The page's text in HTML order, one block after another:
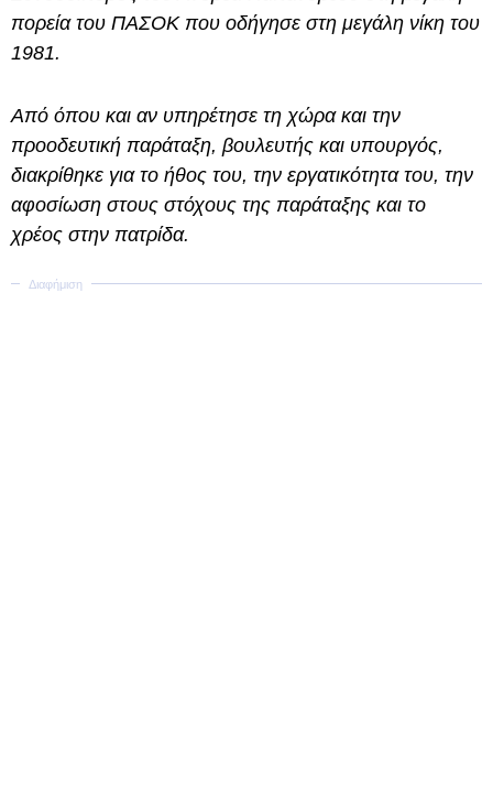
πορεία του ΠΑΣΟΚ που οδήγησε στη μεγάλη νίκη του
1981.
Από όπου και αν υπηρέτησε τη χώρα και την
προοδευτική παράταξη, βουλευτής και υπουργός,
διακρίθηκε για το ήθος του, την εργατικότητα του, την
αφοσίωση στους στόχους της παράταξης και το
χρέος στην πατρίδα.